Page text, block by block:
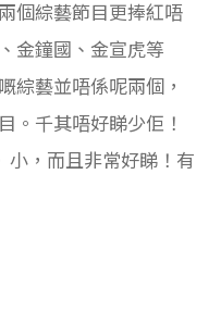
個綜藝節目更捧紅唔
金鐘國、金宣虎等
綜藝並唔係呢兩個，
。千其唔好睇少佢！
小，而且非常好睇！有